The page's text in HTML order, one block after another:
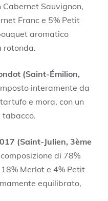
Sauvignon,
Franc e 5% Petit
aromatico
rotonda.
(Saint-Émilion,
interamente da
e mora, con un
tabacco.
(Saint-Julien, 3ème
di 78%
Merlot e 4% Petit
equilibrato,